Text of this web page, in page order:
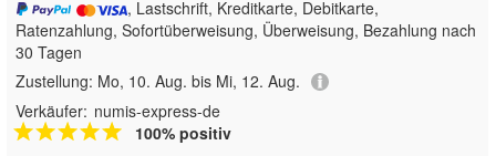
, Lastschrift, Kreditkarte, Debitkarte,
Ratenzahlung, Sofortüberweisung, Überweisung, Bezahlung nach
30 Tagen
Zustellung: Mo, 10. Aug. bis Mi, 12. Aug.
Verkäufer: numis-express-de
100% positiv